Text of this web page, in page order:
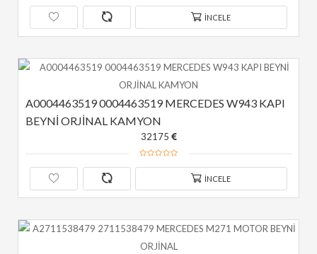
İNCELE
A0004463519 0004463519 MERCEDES W943 KAPI
BEYNİ ORJİNAL KAMYON
32175
İNCELE